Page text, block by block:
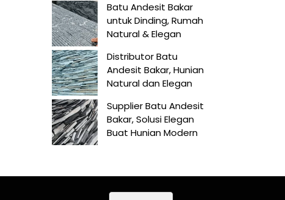
Batu Andesit Bakar
untuk Dinding, Rumah
Natural & Elegan
Distributor Batu
Andesit Bakar, Hunian
Natural dan Elegan
Supplier Batu Andesit
Bakar, Solusi Elegan
Buat Hunian Modern